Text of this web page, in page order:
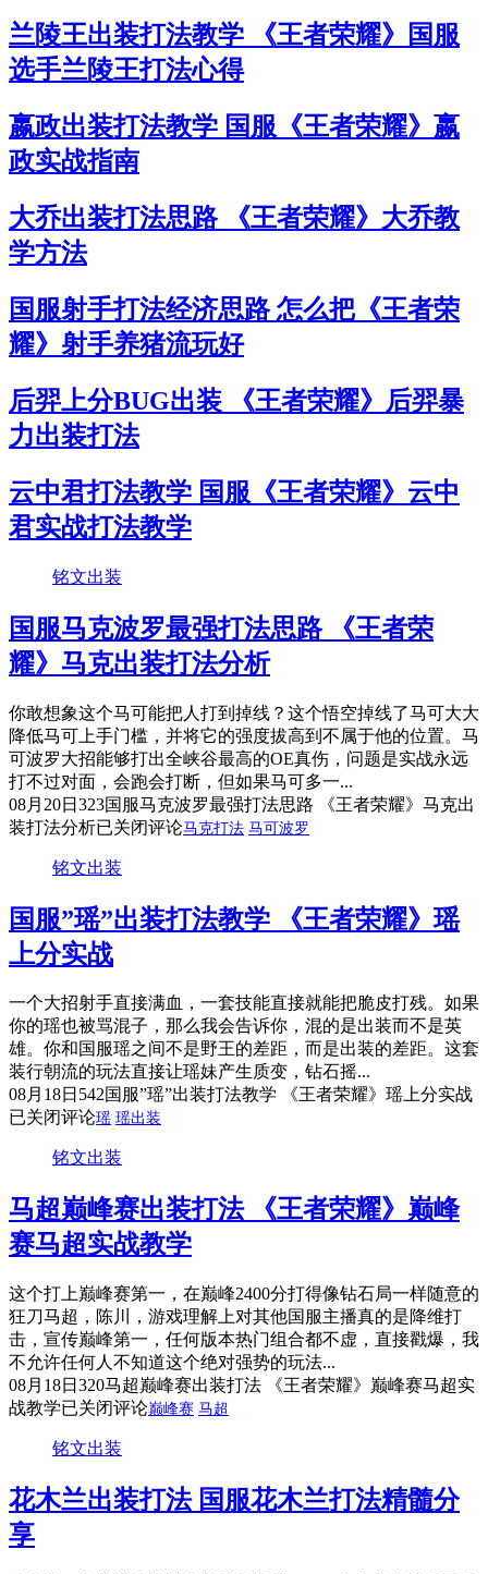
兰陵王出装打法教学 《王者荣耀》国服
选手兰陵王打法心得
嬴政出装打法教学 国服《王者荣耀》嬴
政实战指南
大乔出装打法思路 《王者荣耀》大乔教
学方法
国服射手打法经济思路 怎么把《王者荣
耀》射手养猪流玩好
后羿上分BUG出装 《王者荣耀》后羿暴
力出装打法
云中君打法教学 国服《王者荣耀》云中
君实战打法教学
铭文出装
国服马克波罗最强打法思路 《王者荣
耀》马克出装打法分析
你敢想象这个马可能把人打到掉线？这个悟空掉线了马可大大
降低马可上手门槛，并将它的强度拔高到不属于他的位置。马
可波罗大招能够打出全峡谷最高的OE真伤，问题是实战永远
打不过对面，会跑会打断，但如果马可多一...
08月20日 323国服马克波罗最强打法思路 《王者荣耀》马克出
装打法分析已关闭评论马克打法 马可波罗
铭文出装
国服”瑶”出装打法教学 《王者荣耀》瑶
上分实战
一个大招射手直接满血，一套技能直接就能把脆皮打残。如果
你的瑶也被骂混子，那么我会告诉你，混的是出装而不是英
雄。你和国服瑶之间不是野王的差距，而是出装的差距。这套
装行朝流的玩法直接让瑶妹产生质变，钻石摇...
08月18日 542国服”瑶”出装打法教学 《王者荣耀》瑶上分实战
已关闭评论瑶 瑶出装
铭文出装
马超巅峰赛出装打法 《王者荣耀》巅峰
赛马超实战教学
这个打上巅峰赛第一，在巅峰2400分打得像钻石局一样随意的
狂刀马超，陈川，游戏理解上对其他国服主播真的是降维打
击，宣传巅峰第一，任何版本热门组合都不虚，直接戳爆，我
不允许任何人不知道这个绝对强势的玩法...
08月18日 320马超巅峰赛出装打法 《王者荣耀》巅峰赛马超实
战教学已关闭评论巅峰赛 马超
铭文出装
花木兰出装打法 国服花木兰打法精髓分
享